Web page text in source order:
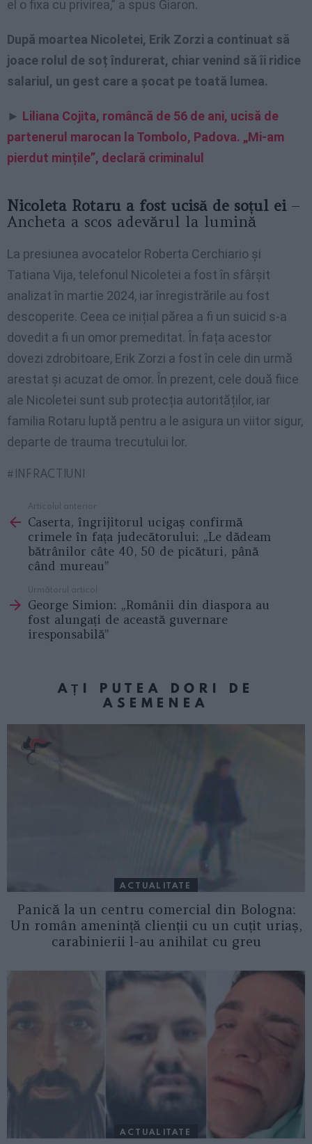
el o fixa cu privirea,” a spus Giaron.
După moartea Nicoletei, Erik Zorzi a continuat să
joace rolul de soț îndurerat, chiar venind să îi ridice
salariul, un gest care a șocat pe toată lumea.
► Liliana Cojita, româncă de 56 de ani, ucisă de
partenerul marocan la Tombolo, Padova. „Mi-am
pierdut mințile”, declară criminalul
Nicoleta Rotaru a fost ucisă de soțul ei–
Ancheta a scos adevărul la lumină
La presiunea avocatelor Roberta Cerchiario și
Tatiana Vija, telefonul Nicoletei a fost în sfârșit
analizat în martie 2024, iar înregistrările au fost
descoperite. Ceea ce inițial părea a fi un suicid s-a
dovedit a fi un omor premeditat. În fața acestor
dovezi zdrobitoare, Erik Zorzi a fost în cele din urmă
arestat și acuzat de omor. În prezent, cele două fiice
ale Nicoletei sunt sub protecția autorităților, iar
familia Rotaru luptă pentru a le asigura un viitor sigur,
departe de trauma trecutului lor.
INFRACTIUNI
more
Articolul anterior
Caserta, îngrijitorul ucigaș confirmă
crimele în fața judecătorului: „Le dădeam
bătrânilor câte 40, 50 de picături, până
când mureau”
Următorul articol
George Simion: „Românii din diaspora au
fost alungați de această guvernare
iresponsabilă”
AȚI PUTEA DORI DE
ASEMENEA
ACTUALITATE
Panică la un centru comercial din Bologna:
Un român amenință clienții cu un cuțit uriaș,
carabinierii l-au anihilat cu greu
ACTUALITATE